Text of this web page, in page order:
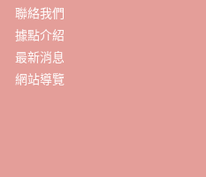
聯絡我們
據點介紹
最新消息
網站導覽